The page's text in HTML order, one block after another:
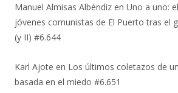
Manuel Almisas Albéndiz en Uno a uno:
jóvenes comunistas de El Puerto tras el
(y II) #6.644
Karl Ajote en Los últimos coletazos de
basada en el miedo #6.651